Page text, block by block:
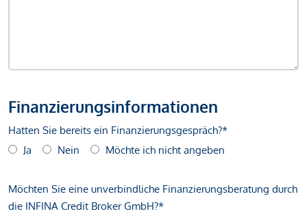
Finanzierungsinformationen
Hatten Sie bereits ein Finanzierungsgespräch?*
Ja
Nein Möchte ich nicht angeben
Möchten Sie eine unverbindliche Finanzierungsberatung durch
die INFINA Credit Broker GmbH?*